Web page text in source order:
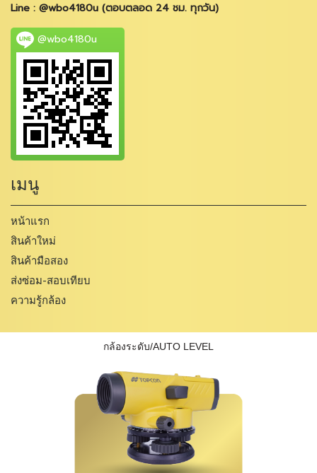
Line : @wbo4180u (ตอบตลอด 24 ชม. ทุกวัน)
@wbo4180u
เมนู
หน้าแรก
สินค้าใหม่
สินค้ามือสอง
ส่งซ่อม-สอบเทียบ
ความรู้กล้อง
กล้องระดับ/AUTO LEVEL